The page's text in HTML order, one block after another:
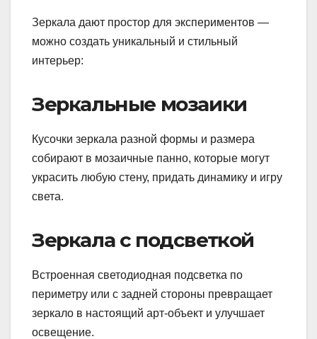
Зеркала дают простор для экспериментов —
можно создать уникальный и стильный
интерьер:
Зеркальные мозаики
Кусочки зеркала разной формы и размера
собирают в мозаичные панно, которые могут
украсить любую стену, придать динамику и игру
света.
Зеркала с подсветкой
Встроенная светодиодная подсветка по
периметру или с задней стороны превращает
зеркало в настоящий арт-объект и улучшает
освещение.